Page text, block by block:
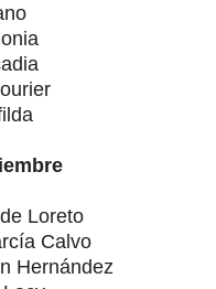
Loreto
Calvo
Hernández